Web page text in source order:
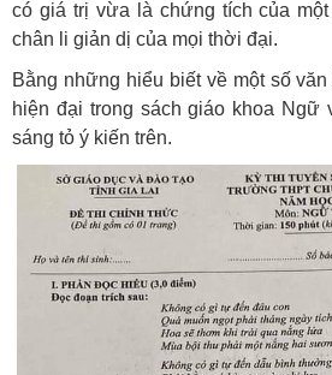
có giá trị vừa là chứng tích của
chân li giản dị của mọi thời đại.
Bằng những hiểu biết về một số
hiện đại trong sách giáo khoa Ngữ
sáng tỏ ý kiến trên.